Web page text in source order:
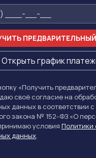
Открыть график
«Получить
своё согласие на
данных в соответствии
закона № 152-ФЗ «О
условия Политики
данных.